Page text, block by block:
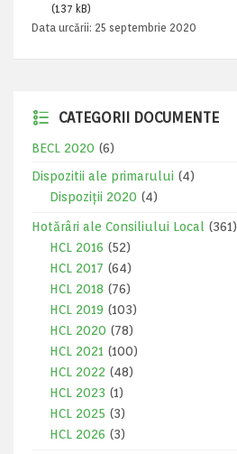
(137 kB)
Data urcării: 25 septembrie 2020
CATEGORII DOCUMENTE
BECL 2020 (6)
Dispozitii ale primarului (4)
Dispoziții 2020 (4)
Hotărâri ale Consiliului Local
(361)
HCL 2016 (52)
HCL 2017 (64)
HCL 2018 (76)
HCL 2019 (103)
HCL 2020 (78)
HCL 2021 (100)
HCL 2022 (48)
HCL 2023 (1)
HCL 2025 (3)
HCL 2026 (3)